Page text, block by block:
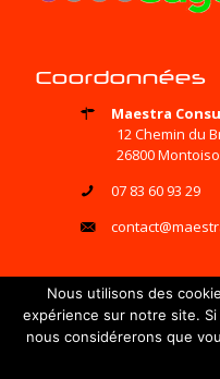
Coordonnées
Maestra
12 Chemin du
26800
07 83 60 93 29
© 2017 Maestra
LICOM
Nous utilisons des
expérience sur notre site.
nous considérerons que